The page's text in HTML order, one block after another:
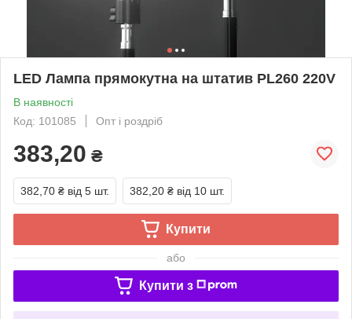
LED Лампа прямокутна на штатив PL260 220V
В наявності
Код: 101085
Опт і роздріб
383,20 ₴
382,70 ₴ від 5 шт. 382,20 ₴ від 10 шт.
Купити
або
Купити з